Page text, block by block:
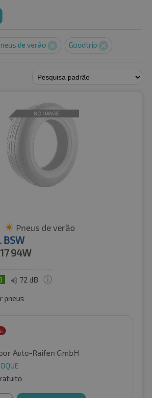
de verão Goodtrip
Pneus de verão
BSW
94W
72 dB
pneus
Auto-Raifen GmbH